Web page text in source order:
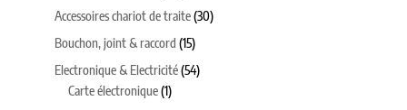
produits
Accessoires chariot de traite 3030
Bouchon, joint & raccord 1515
produits
Electronique & Electricité 5454
Carte électronique 11